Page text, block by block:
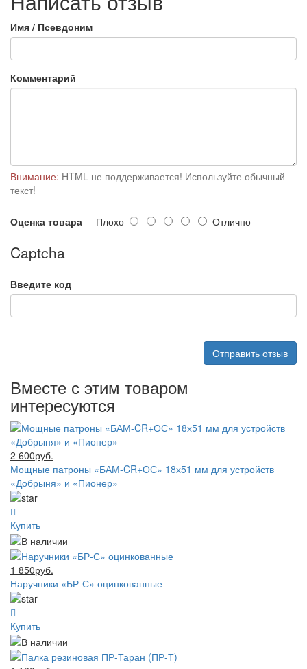
Имя / Псевдоним
Комментарий
Внимание: HTML не поддерживается! Используйте обычный
текст!
Оценка товара Плохо Отлично
Captcha
Введите код
Отправить отзыв
Вместе с этим товаром
интересуются
2 600руб.
Мощные патроны «БАМ-CR+ОС» 18х51 мм для устройств
«Добрыня» и «Пионер»
Купить
1 850руб.
Наручники «БР-С» оцинкованные
Купить